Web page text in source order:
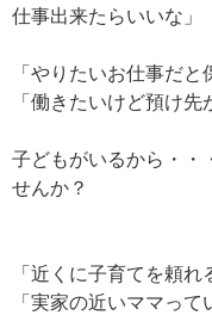
仕事出来たらいいな」
「やりたいお仕事だ
「働きたいけど預け先
子どもがいるから・・
せんか？
「近くに子育てを頼れ
「実家の近いママって